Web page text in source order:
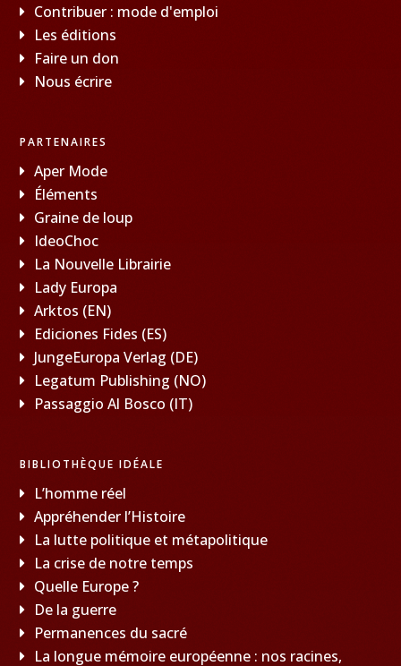
Contribuer : mode d'emploi
Les éditions
Faire un don
Nous écrire
PARTENAIRES
Aper Mode
Éléments
Graine de loup
IdeoChoc
La Nouvelle Librairie
Lady Europa
Arktos (EN)
Ediciones Fides (ES)
JungeEuropa Verlag (DE)
Legatum Publishing (NO)
Passaggio Al Bosco (IT)
BIBLIOTHÈQUE IDÉALE
L’homme réel
Appréhender l’Histoire
La lutte politique et métapolitique
La crise de notre temps
Quelle Europe ?
De la guerre
Permanences du sacré
La longue mémoire européenne : nos racines,